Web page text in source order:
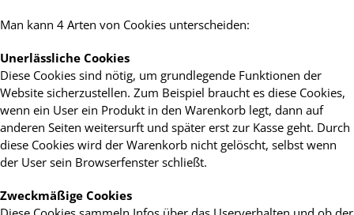
Man kann 4 Arten von Cookies unterscheiden:
Unerlässliche Cookies
Diese Cookies sind nötig, um grundlegende Funktionen der
Website sicherzustellen. Zum Beispiel braucht es diese Cookies,
wenn ein User ein Produkt in den Warenkorb legt, dann auf
anderen Seiten weitersurft und später erst zur Kasse geht. Durch
diese Cookies wird der Warenkorb nicht gelöscht, selbst wenn
der User sein Browserfenster schließt.
Zweckmäßige Cookies